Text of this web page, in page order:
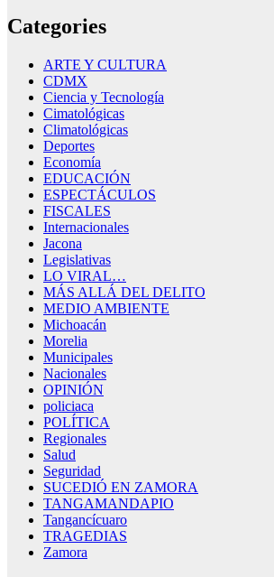
Categories
ARTE Y CULTURA
CDMX
Ciencia y Tecnología
Cimatológicas
Climatológicas
Deportes
Economía
EDUCACIÓN
ESPECTÁCULOS
FISCALES
Internacionales
Jacona
Legislativas
LO VIRAL…
MÁS ALLÁ DEL DELITO
MEDIO AMBIENTE
Michoacán
Morelia
Municipales
Nacionales
OPINIÓN
policiaca
POLÍTICA
Regionales
Salud
Seguridad
SUCEDIÓ EN ZAMORA
TANGAMANDAPIO
Tangancícuaro
TRAGEDIAS
Zamora